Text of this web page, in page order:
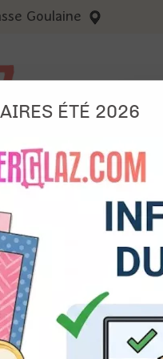
Goulaine
MACHINES
choix de formes,
Ils
et du
précises
Si vous
de la
ÉTÉ 2026